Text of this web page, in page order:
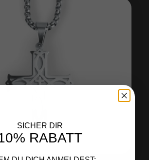
SICHER DIR
RABATT